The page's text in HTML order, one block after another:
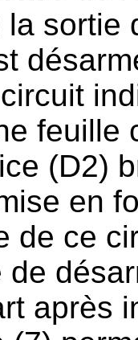
sortie
feuille
(D2)
en
de ce
de
après